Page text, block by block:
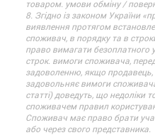
товаром. умови обміну /
8. Згідно із законом України
виявлення протягом
споживач, в порядку та в
право вимагати безоплатного
строк. вимоги споживача,
задоволенню, якщо
задовольняє вимоги
статті) доведуть, що недоліки
споживачем правил
Споживач має право брати
або через свого представника.